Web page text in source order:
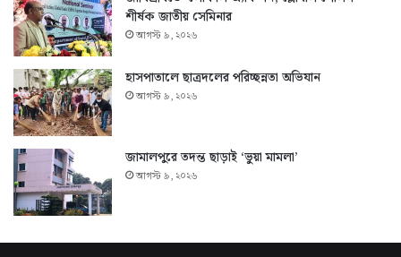
শীর্ষক জাতীয় সেমিনার
আগস্ট ৯, ২০২৬
হাসপাতালে ছাত্রদলের পরিচ্ছন্নতা অভিযান
আগস্ট ৯, ২০২৬
জামালপুরে তদন্ত ছাড়াই ‘ভুয়া মামলা’
আগস্ট ৯, ২০২৬